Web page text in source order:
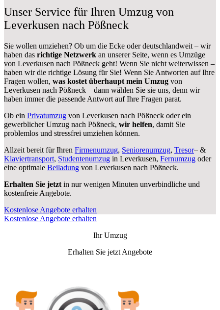
Unser Service für Ihren Umzug von
Leverkusen nach Pößneck
Sie wollen umziehen? Ob um die Ecke oder deutschlandweit – wir
haben das richtige Netzwerk an unserer Seite, wenn es Umzüge
von Leverkusen nach Pößneck geht! Wenn Sie nicht weiterwissen –
haben wir die richtige Lösung für Sie! Wenn Sie Antworten auf Ihre
Fragen wollen, was kostet überhaupt mein Umzug von
Leverkusen nach Pößneck – dann wählen Sie sie uns, denn wir
haben immer die passende Antwort auf Ihre Fragen parat.
Ob ein Privatumzug von Leverkusen nach Pößneck oder ein
gewerblicher Umzug nach Pößneck, wir helfen, damit Sie
problemlos und stressfrei umziehen können.
Allzeit bereit für Ihren Firmenumzug, Seniorenumzug, Tresor– &
Klaviertransport, Studentenumzug in Leverkusen, Fernumzug oder
eine optimale Beiladung von Leverkusen nach Pößneck.
Erhalten Sie jetzt in nur wenigen Minuten unverbindliche und
kostenfreie Angebote.
Kostenlose Angebote erhalten
Kostenlose Angebote erhalten
Ihr Umzug
Erhalten Sie jetzt Angebote